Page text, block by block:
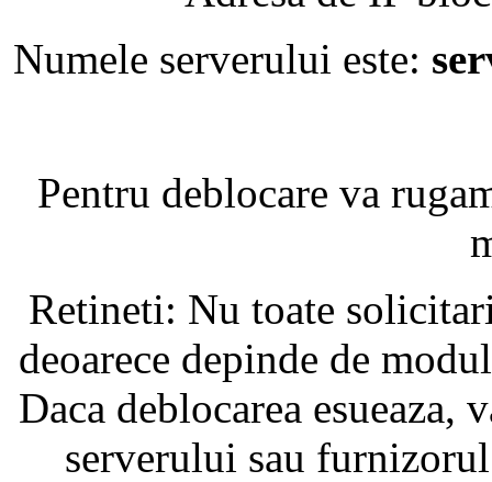
Numele serverului este:
Pentru deblocare va
Retineti: Nu toate
deoarece depinde de
Daca deblocarea
serverului sau